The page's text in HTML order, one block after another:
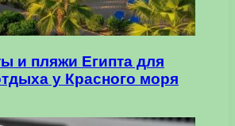
и пляжи Египта для
у Красного моря